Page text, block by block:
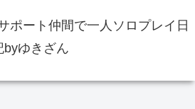
ポート仲間で一人ソロプレイ日
byゆきざん